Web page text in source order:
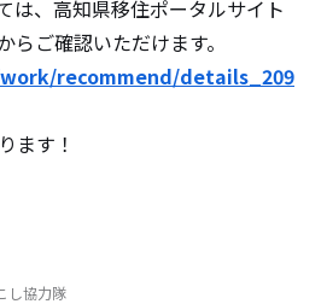
は、高知県移住ポータルサイト
らご確認いただけます。
recommend/details_209
ます！
し協力隊